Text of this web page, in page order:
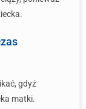
gdyż
matki.